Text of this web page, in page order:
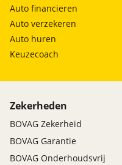
Auto financieren
Auto verzekeren
Auto huren
Keuzecoach
Zekerheden
BOVAG Zekerheid
BOVAG Garantie
BOVAG Onderhoudsvrij